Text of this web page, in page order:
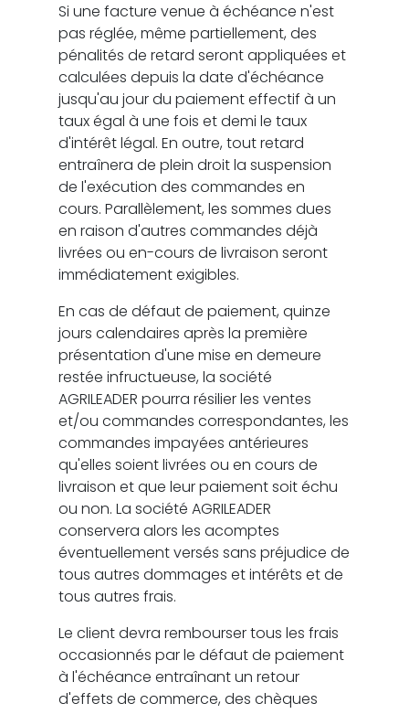
Si une facture venue à échéance n'est
pas réglée, même partiellement, des
pénalités de retard seront appliquées et
calculées depuis la date d'échéance
jusqu'au jour du paiement effectif à un
taux égal à une fois et demi le taux
d'intérêt légal. En outre, tout retard
entraînera de plein droit la suspension
de l'exécution des commandes en
cours. Parallèlement, les sommes dues
en raison d'autres commandes déjà
livrées ou en-cours de livraison seront
immédiatement exigibles.
En cas de défaut de paiement, quinze
jours calendaires après la première
présentation d'une mise en demeure
restée infructueuse, la société
AGRILEADER pourra résilier les ventes
et/ou commandes correspondantes, les
commandes impayées antérieures
qu'elles soient livrées ou en cours de
livraison et que leur paiement soit échu
ou non. La société AGRILEADER
conservera alors les acomptes
éventuellement versés sans préjudice de
tous autres dommages et intérêts et de
tous autres frais.
Le client devra rembourser tous les frais
occasionnés par le défaut de paiement
à l'échéance entraînant un retour
d'effets de commerce, des chèques